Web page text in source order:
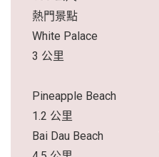
熱門景點
White Palace
3 公里
Pineapple Beach
1.2 公里
Bai Dau Beach